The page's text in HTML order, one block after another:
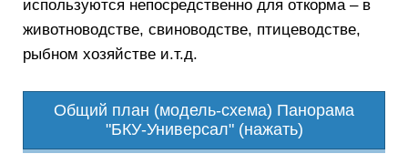
используются непосредственно для откорма – в
животноводстве, свиноводстве, птицеводстве,
рыбном хозяйстве и.т.д.
Общий план (модель-схема) Панорама
"БКУ-Универсал" (нажать)